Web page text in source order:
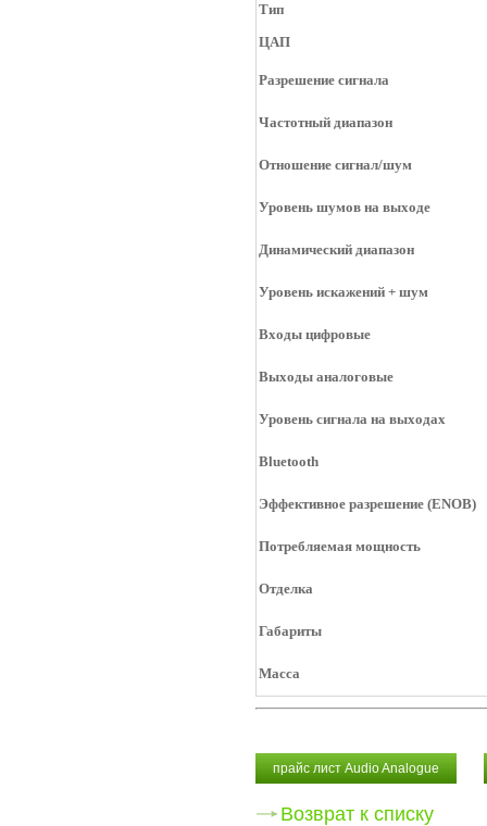
Тип
ЦАП
Разрешение сигнала
Частотный диапазон
Отношение сигнал/шум
Уровень шумов на выходе
Динамический диапазон
Уровень искажений + шум
Входы цифровые
Выходы аналоговые
Уровень сигнала на выходах
Bluetooth
Эффективное разрешение (ENOB)
Потребляемая мощность
Отделка
Габариты
Масса
прайс лист Audio Analogue
Возврат к списку